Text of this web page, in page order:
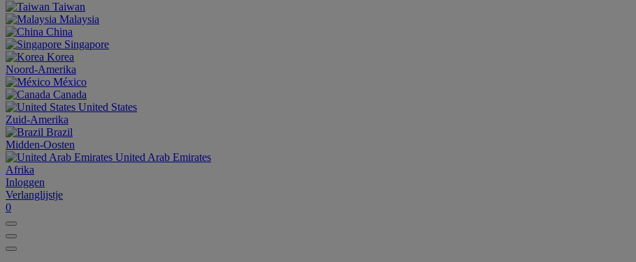
Taiwan
Malaysia
China
Singapore
Korea
Noord-Amerika
México
Canada
United States
Zuid-Amerika
Brazil
Midden-Oosten
United Arab Emirates
Afrika
Inloggen
Verlanglijstje
0